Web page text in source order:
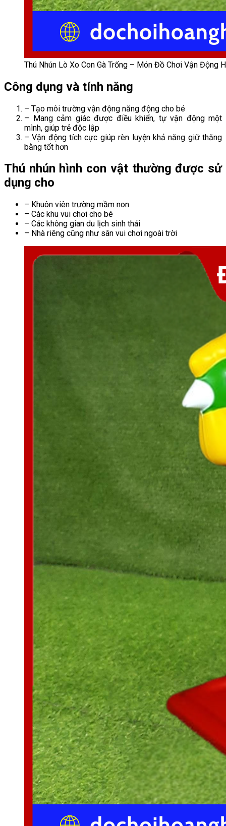
Thú Nhún Lò Xo Con Gà Trống – Món Đồ Chơi Vận Động
Công dụng và tính năng
– Tạo môi trường vận động năng động cho bé
– Mang cảm giác được điều khiển, tự vận động một
mình, giúp trẻ độc lập
– Vận động tích cực giúp rèn luyện khả năng giữ thăng
bằng tốt hơn
Thú nhún hình con vật thường được sử
dụng cho
– Khuôn viên trường mầm non
– Các khu vui chơi cho bé
– Các không gian du lịch sinh thái
– Nhà riêng cũng như sân vui chơi ngoài trời